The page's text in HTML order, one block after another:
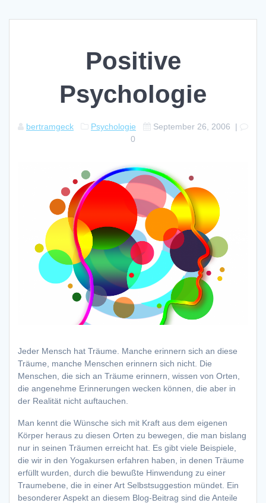
Positive
Psychologie
bertramgeck Psychologie September 26, 2006 |
0
Jeder Mensch hat Träume. Manche erinnern sich an diese
Träume, manche Menschen erinnern sich nicht. Die
Menschen, die sich an Träume erinnern, wissen von Orten,
die angenehme Erinnerungen wecken können, die aber in
der Realität nicht auftauchen.
Man kennt die Wünsche sich mit Kraft aus dem eigenen
Körper heraus zu diesen Orten zu bewegen, die man bislang
nur in seinen Träumen erreicht hat. Es gibt viele Beispiele,
die wir in den Yogakursen erfahren haben, in denen Träume
erfüllt wurden, durch die bewußte Hinwendung zu einer
Traumebene, die in einer Art Selbstsuggestion mündet. Ein
besonderer Aspekt an diesem Blog-Beitrag sind die Anteile